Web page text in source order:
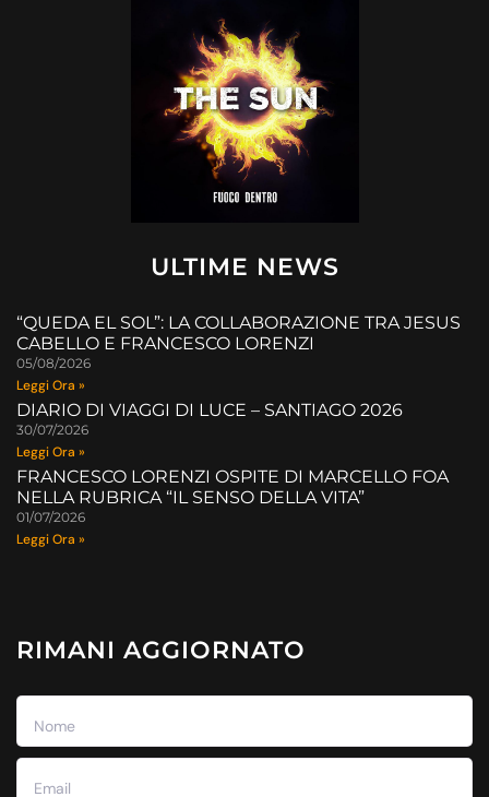
ULTIME NEWS
“QUEDA EL SOL”: LA COLLABORAZIONE TRA JESUS
CABELLO E FRANCESCO LORENZI
05/08/2026
Leggi Ora »
DIARIO DI VIAGGI DI LUCE – SANTIAGO 2026
30/07/2026
Leggi Ora »
FRANCESCO LORENZI OSPITE DI MARCELLO FOA
NELLA RUBRICA “IL SENSO DELLA VITA”
01/07/2026
Leggi Ora »
RIMANI AGGIORNATO